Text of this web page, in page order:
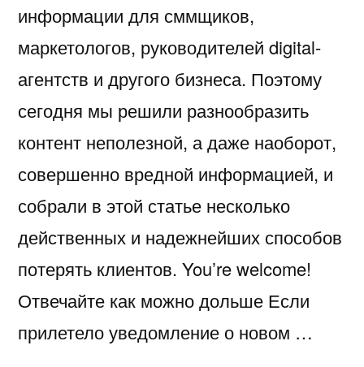
информации для сммщиков,
маркетологов, руководителей digital-
агентств и другого бизнеса. Поэтому
сегодня мы решили разнообразить
контент неполезной, а даже наоборот,
совершенно вредной информацией, и
собрали в этой статье несколько
действенных и надежнейших способов
потерять клиентов. You’re welcome!
Отвечайте как можно дольше Если
прилетело уведомление о новом …